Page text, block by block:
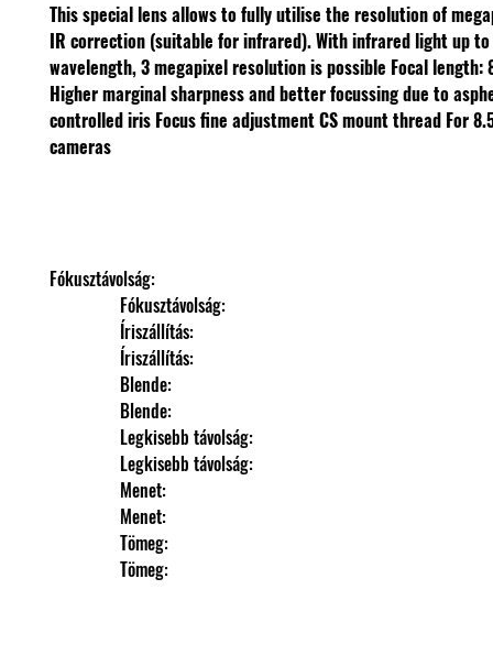
This special lens allows to fully utilise the resolution of
IR correction (suitable for infrared). With infrared light up to
wavelength, 3 megapixel resolution is possible Focal length:
Higher marginal sharpness and better focussing due to
controlled iris Focus fine adjustmentCS mount thread For
cameras
Fókusztávolság:
                Fókusztávolság:
                Íriszállítás:
                Íriszállítás:
                Blende:
                Blende:
                Legkisebb távolság:
                Legkisebb távolság:
                Menet:
                Menet:
                Tömeg:
                Tömeg: